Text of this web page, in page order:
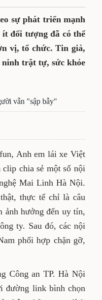
sự phát triển mạnh
ít đối tượng đã có thể
vị, tổ chức. Tin giả,
ninh trật tự, sức khỏe
vẫn "sập bẫy"
Anh em lái xe Việt
chia sẻ một số nội
Mai Linh Hà Nội.
thực tế chỉ là câu
ảnh hưởng đến uy tín,
ty. Sau đó, các nội
phối hợp chặn gỡ,
Công an TP. Hà Nội
đường link bình chọn